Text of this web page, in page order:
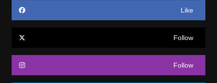
Like
Follow
Follow